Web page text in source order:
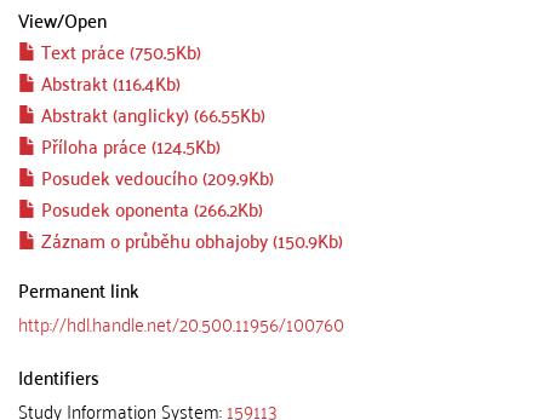
View/Open
Text práce (750.5Kb)
Abstrakt (116.4Kb)
Abstrakt (anglicky) (66.55Kb)
Příloha práce (124.5Kb)
Posudek vedoucího (209.9Kb)
Posudek oponenta (266.2Kb)
Záznam o průběhu obhajoby (150.9Kb)
Permanent link
http://hdl.handle.net/20.500.11956/100760
Identifiers
Study Information System:159113